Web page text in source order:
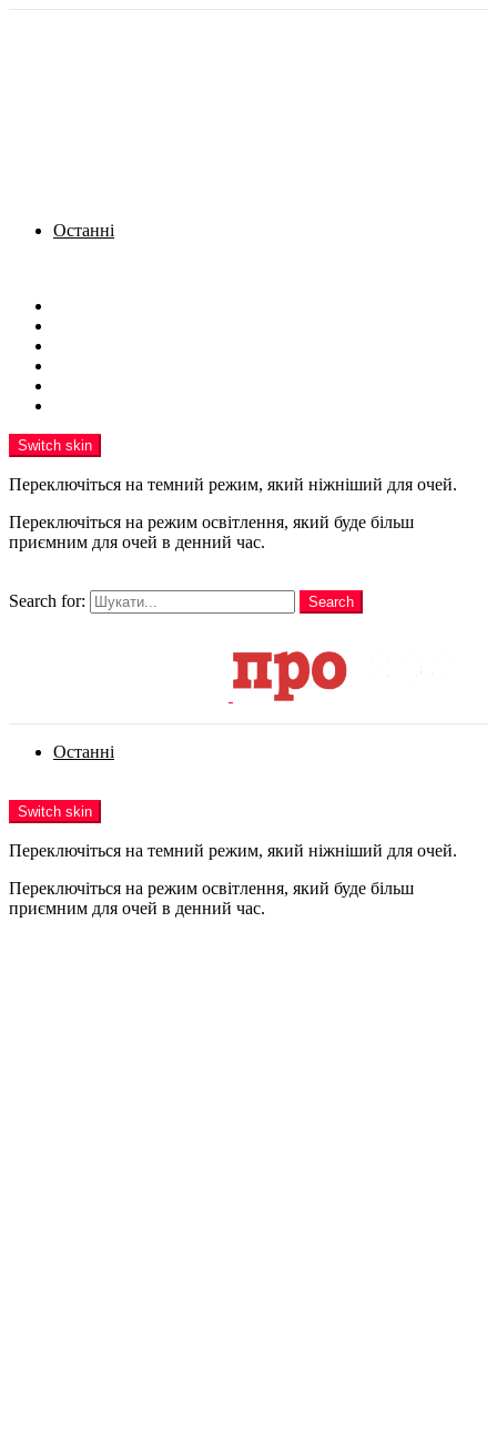
Останні
Switch skin
Переключіться на темний режим, який ніжніший для очей.
Переключіться на режим освітлення, який буде більш
приємним для очей в денний час.
Search for:
Search
Останні
Switch skin
Переключіться на темний режим, який ніжніший для очей.
Переключіться на режим освітлення, який буде більш
приємним для очей в денний час.